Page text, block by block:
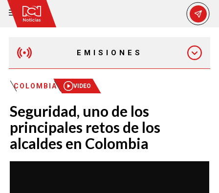
EMISIONES
EMISIÓN 12:30 PM
EMISIÓN 7:00 PM
COLOMBIA VIDEO
Seguridad, uno de los
principales retos de los
alcaldes en Colombia